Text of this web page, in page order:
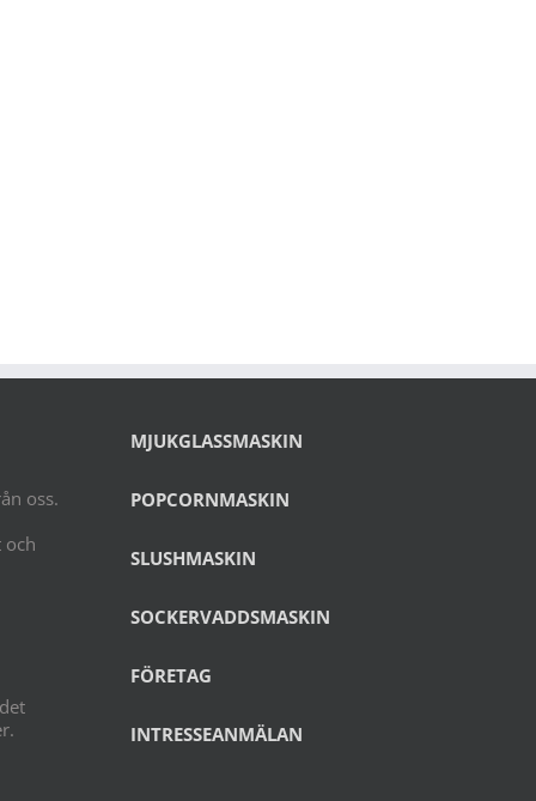
oss.
och
MJUKGLASSMASKIN
POPCORNMASKIN
SLUSHMASKIN
SOCKERVADDSMASKIN
FÖRETAG
INTRESSEANMÄLAN